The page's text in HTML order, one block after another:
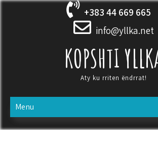
Skip
+383 44 669 665
info@yllka.net
KOPSHTI
Aty ku rriten ëndrrat!
Menu